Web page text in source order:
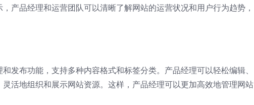
产品经理和运营团队可以清晰了解网站的运营状况和用户行为趋势，
发布功能，支持多种内容格式和标签分类。产品经理可以轻松编辑、
活地组织和展示网站资源。这样，产品经理可以更加高效地管理网站